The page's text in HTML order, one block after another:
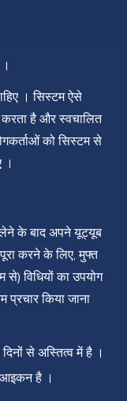
। सिस्टम ऐसे
करता है और स्वचालित
को सिस्टम से
।
के बाद अपने यूट्यूब
करने के लिए, मुफ्त
विधियों का उपयोग
प्रचार किया जाना
से अस्तित्व में है ।
है ।